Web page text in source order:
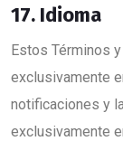
17. Idioma
Estos Términos
exclusivamente
notificaciones y
exclusivamente